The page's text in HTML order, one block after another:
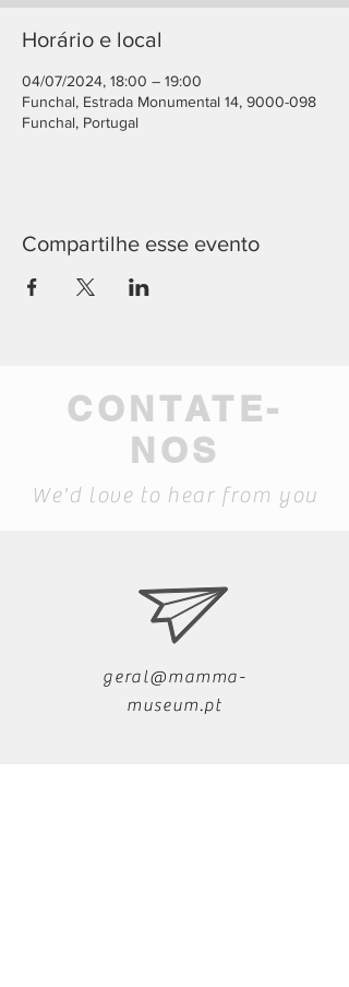
Horário e local
04/07/2024, 18:00 – 19:00
Funchal, Estrada Monumental 14, 9000-098
Funchal, Portugal
Compartilhe esse evento
CONTATE-
NOS
We'd love to hear from you
geral@mamma-
museum.pt